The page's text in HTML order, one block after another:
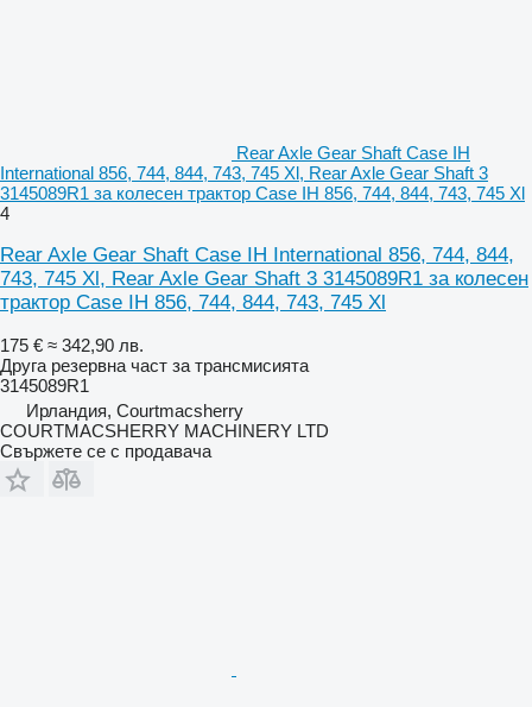
Rear Axle Gear Shaft Case IH
International 856, 744, 844, 743, 745 Xl, Rear Axle Gear Shaft 3
3145089R1 за колесен трактор Case IH 856, 744, 844, 743, 745 Xl
4
Rear Axle Gear Shaft Case IH International 856, 744, 844,
743, 745 Xl, Rear Axle Gear Shaft 3 3145089R1 за колесен
трактор Case IH 856, 744, 844, 743, 745 Xl
175 € ≈ 342,90 лв.
Друга резервна част за трансмисията
3145089R1
Ирландия, Courtmacsherry
COURTMACSHERRY MACHINERY LTD
Свържете се с продавача